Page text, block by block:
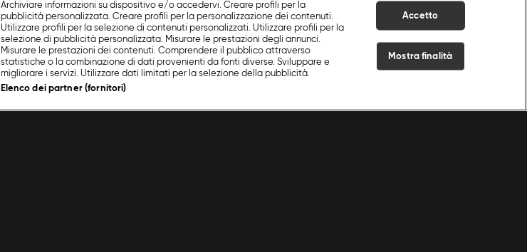
Archiviare informazioni su dispositivo e/o accedervi. Creare profili per la
pubblicità personalizzata. Creare profili per la personalizzazione dei contenuti.
Utilizzare profili per la selezione di contenuti personalizzati. Utilizzare profili per la
selezione di pubblicità personalizzata. Misurare le prestazioni degli annunci.
Misurare le prestazioni dei contenuti. Comprendere il pubblico attraverso
statistiche o la combinazione di dati provenienti da fonti diverse. Sviluppare e
migliorare i servizi. Utilizzare dati limitati per la selezione della pubblicità.
Elenco dei partner (fornitori)
Accetto
Mostra finalità